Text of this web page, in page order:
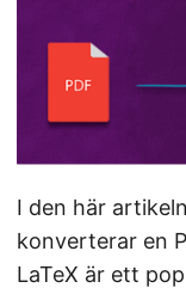
I den här
konverterar en
LaTeX är ett